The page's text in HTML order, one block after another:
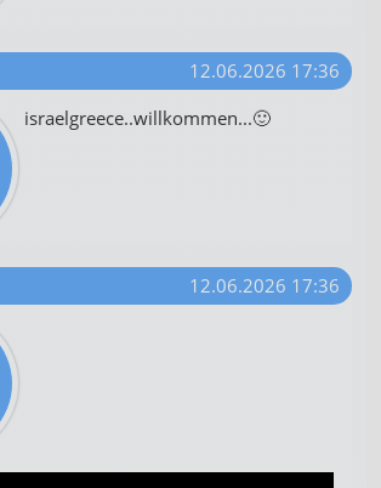
12.06.2026 17:36
israelgreece..willkommen...🙂
12.06.2026 17:36